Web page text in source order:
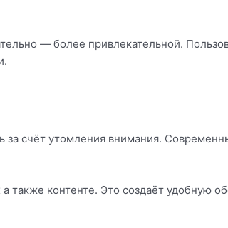
— более привлекательной.
за счёт утомления внимания.
контенте. Это создаёт удобную